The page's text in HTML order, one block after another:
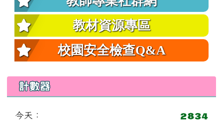
教材資源專區
校園安全檢查Q&A
計數器
今天：